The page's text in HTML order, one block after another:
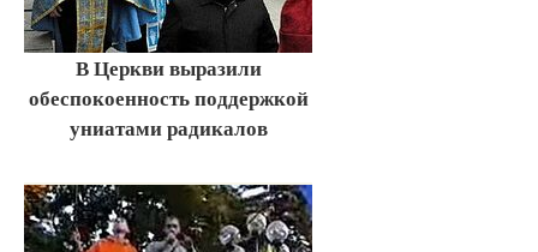
В Церкви выразили
обеспокоенность поддержкой
униатами радикалов